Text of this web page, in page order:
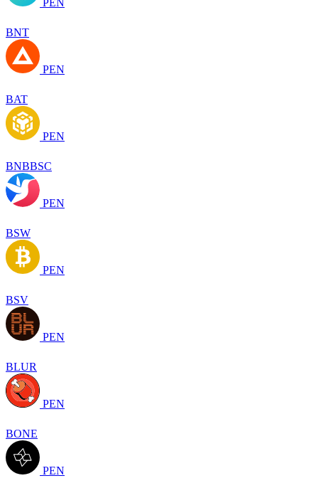
BNT
PEN
BAT
PEN
BNBBSC
PEN
BSW
PEN
BSV
PEN
BLUR
PEN
BONE
PEN